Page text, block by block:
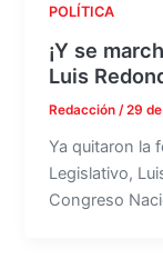
POLÍTICA
¡Y se
Luis
Redacción/29
Ya quitaron la
Legislativo,
Congreso